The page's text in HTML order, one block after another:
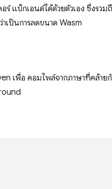
แบ็กเอนด์ได้ด้วยตัวเอง ซึ่งรวม
เป็นการลดขนาด Wasm
เพื่อ คอมไพล์จากภาษาที่คล้าย